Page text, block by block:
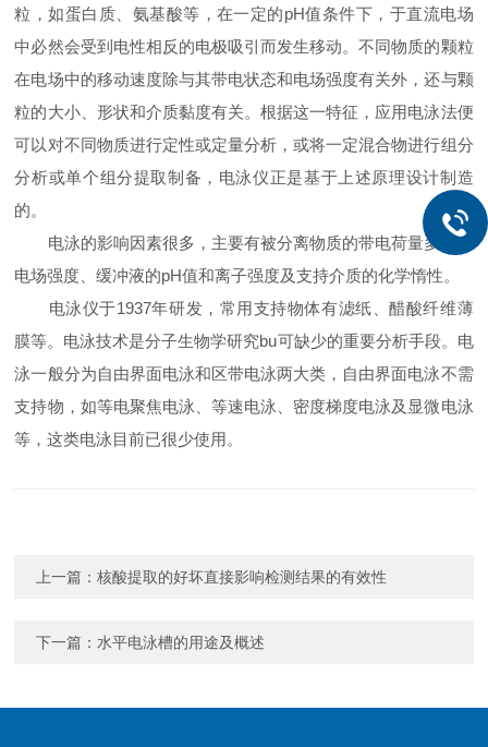
粒，如蛋白质、氨基酸等，在一定的pH值条件下，于直流电场
中必然会受到电性相反的电极吸引而发生移动。不同物质的颗粒
在电场中的移动速度除与其带电状态和电场强度有关外，还与颗
粒的大小、形状和介质黏度有关。根据这一特征，应用电泳法便
可以对不同物质进行定性或定量分析，或将一定混合物进行组分
分析或单个组分提取制备，电泳仪正是基于上述原理设计制造
的。
电泳的影响因素很多，主要有被分离物质的带电荷量多少、
电场强度、缓冲液的pH值和离子强度及支持介质的化学惰性。
电泳仪于1937年研发，常用支持物体有滤纸、醋酸纤维薄
膜等。电泳技术是分子生物学研究bu可缺少的重要分析手段。电
泳一般分为自由界面电泳和区带电泳两大类，自由界面电泳不需
支持物，如等电聚焦电泳、等速电泳、密度梯度电泳及显微电泳
等，这类电泳目前已很少使用。
上一篇：核酸提取的好坏直接影响检测结果的有效性
下一篇： 水平电泳槽的用途及概述